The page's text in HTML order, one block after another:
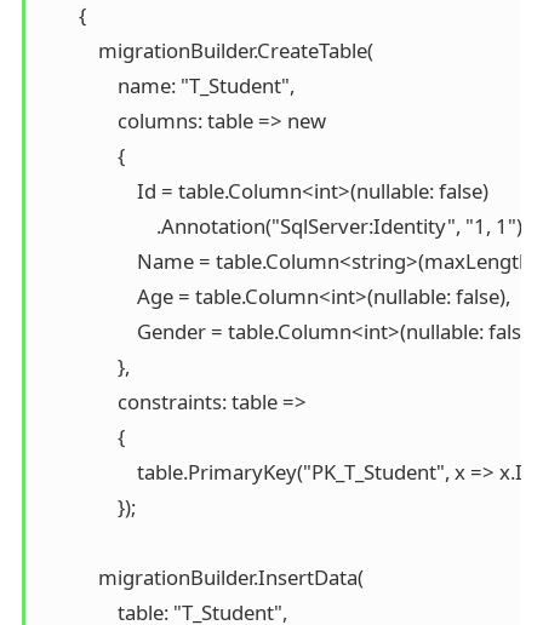
        {
            migrationBuilder.CreateTable(
                name: "T_Student",
                columns: table => new
                {
                    Id = table.Column<int>(nullable: false)
                        .Annotation("SqlServer:Identity", "1, 1"),
Name = table.Column<string>(maxLength:
                    Age = table.Column<int>(nullable: false),
                    Gender = table.Column<int>(nullable: false)
                },
                constraints: table =>
                {
table.PrimaryKey("PK_T_Student", x =>
                });
            migrationBuilder.InsertData(
                table: "T_Student",